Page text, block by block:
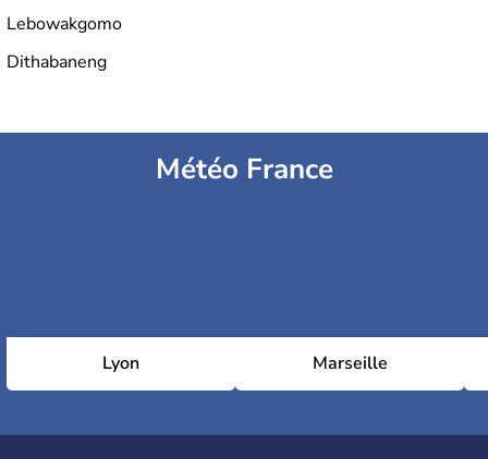
Lebowakgomo
Dithabaneng
Météo France
Lyon Marseille